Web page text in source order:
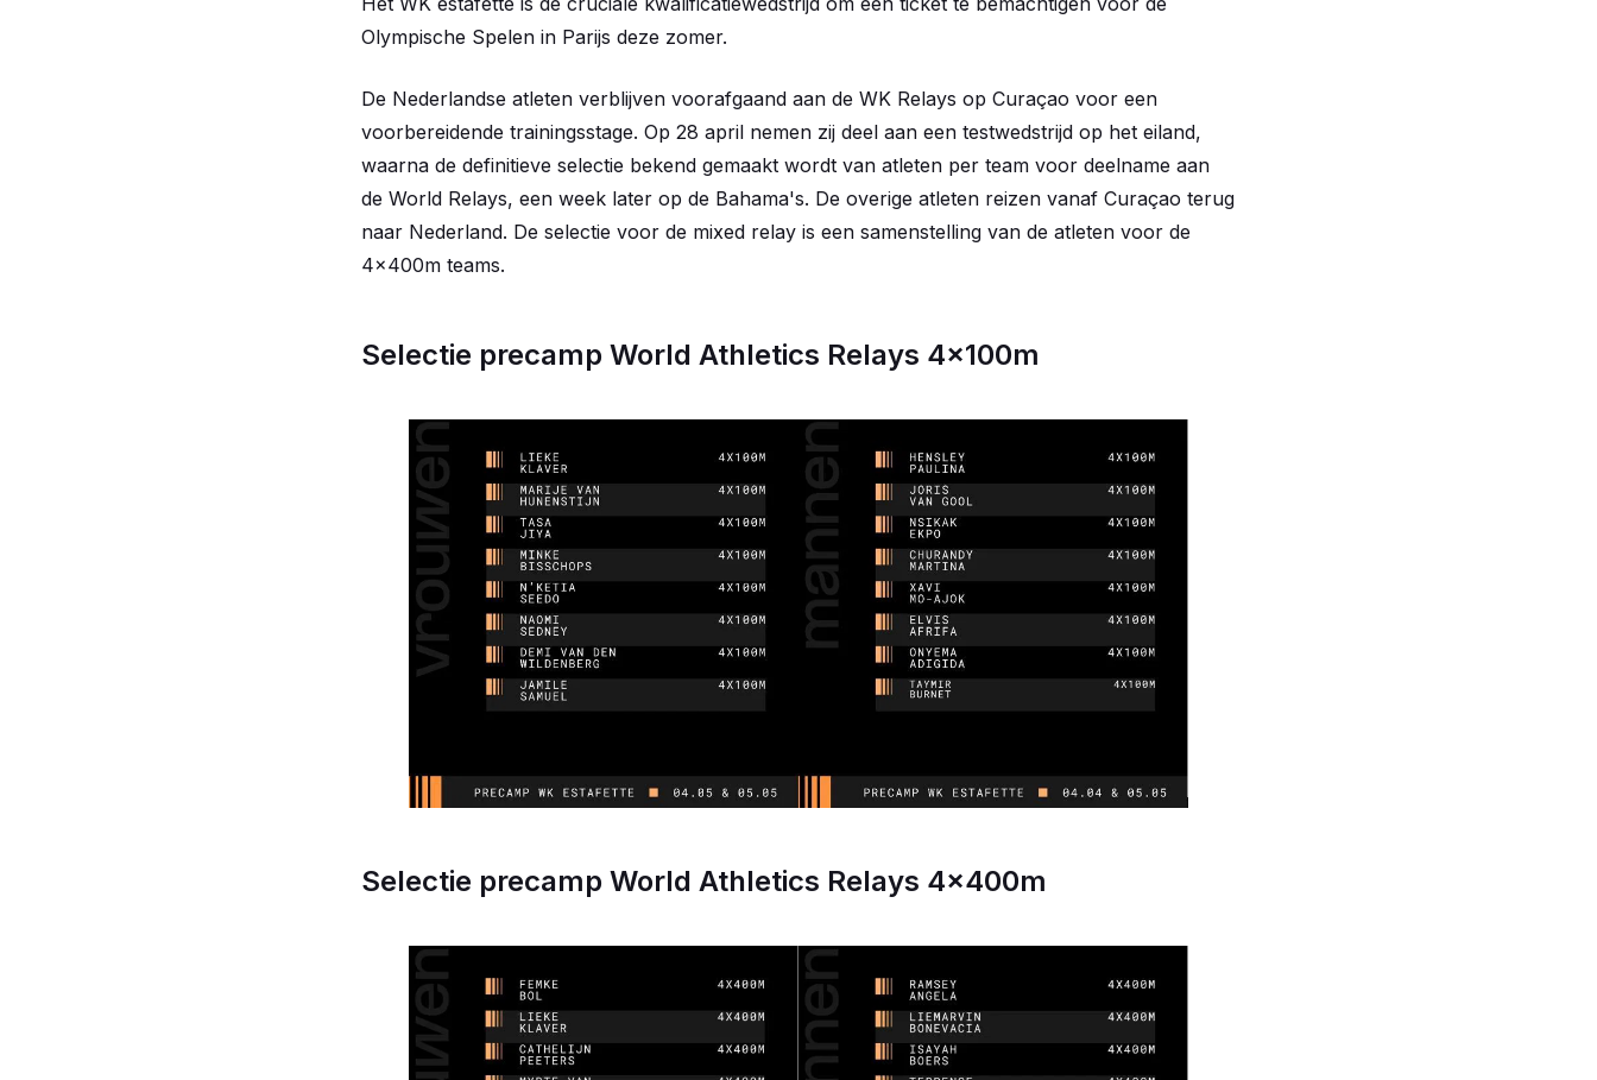
Olympische Spelen in Parijs deze zomer.
De Nederlandse atleten verblijven voorafgaand aan de WK Relays op Curaçao voor een
voorbereidende trainingsstage. Op 28 april nemen zij deel aan een testwedstrijd op het eiland,
waarna de definitieve selectie bekend gemaakt wordt van atleten per team voor deelname aan
de World Relays, een week later op de Bahama's. De overige atleten reizen vanaf Curaçao terug
naar Nederland. De selectie voor de mixed relay is een samenstelling van de atleten voor de
4x400m teams.
Selectie precamp World Athletics Relays 4x100m
Selectie precamp World Athletics Relays 4x400m